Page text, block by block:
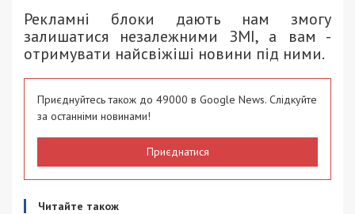
Рекламні блоки дають нам змогу
залишатися незалежними ЗМІ, а вам -
отримувати найсвіжіші новини під ними.
Приєднуйтесь також до 49000 в Google News. Слідкуйте
за останніми новинами!
Приєднатися
Читайте також